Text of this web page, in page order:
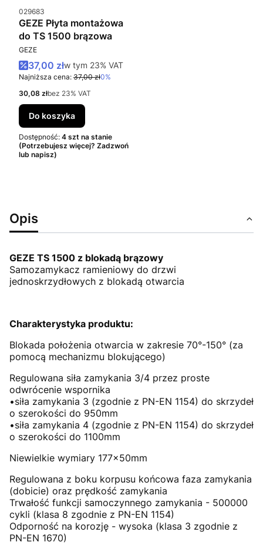
Kod produktu
029683
GEZE Płyta montażowa
do TS 1500 brązowa
PRODUCENT
GEZE
Cena promocyjna brutto
37,00 złw tym %s VAT
w tym 23% VAT
Najniższa cena: 37,00 zł0%
Cena netto
30,08 złbez 23% VAT
Do koszyka
Dostępność: 4 szt na stanie
(Potrzebujesz więcej? Zadzwoń
lub napisz)
Opis
GEZE TS 1500 z blokadą brązowy
Samozamykacz ramieniowy do drzwi
jednoskrzydłowych z blokadą otwarcia
Charakterystyka produktu:
Blokada położenia otwarcia w zakresie 70°-150° (za
pomocą mechanizmu blokującego)
Regulowana siła zamykania 3/4 przez proste
odwrócenie wspornika
•siła zamykania 3 (zgodnie z PN-EN 1154) do skrzydeł
o szerokości do 950mm
•siła zamykania 4 (zgodnie z PN-EN 1154) do skrzydeł
o szerokości do 1100mm
Niewielkie wymiary 177x50mm
Regulowana z boku korpusu końcowa faza zamykania
(dobicie) oraz prędkość zamykania
Trwałość funkcji samoczynnego zamykania - 500000
cykli (klasa 8 zgodnie z PN-EN 1154)
Odporność na korozję - wysoka (klasa 3 zgodnie z
PN-EN 1670)